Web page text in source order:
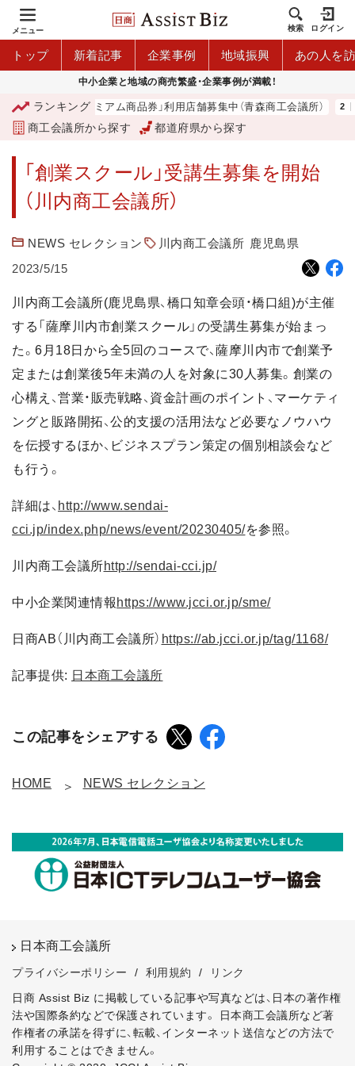
メニュー 検索 ログイン
トップ 新着記事 企業事例 地域振興 あの人を
中小企業と地域の商売繁盛・企業事例が満載！
ランキング
「青森市プレミアム商品券」利用店舗募集中（青森商工会議所）
商工会議所から探す 都道府県から探す
「創業スクール」受講生募集を開始
（川内商工会議所）
NEWS セレクション 川内商工会議所 鹿児島県
2023/5/15
川内商工会議所(鹿児島県、橋口知章会頭・橋口組)が主催
する「薩摩川内市創業スクール」の受講生募集が始まっ
た。6月18日から全5回のコースで、薩摩川内市で創業予
定または創業後5年未満の人を対象に30人募集。創業の
心構え、営業・販売戦略、資金計画のポイント、マーケティ
ングと販路開拓、公的支援の活用法など必要なノウハウ
を伝授するほか、ビジネスプラン策定の個別相談会など
も行う。
詳細は、 http://www.sendai-
cci.jp/index.php/news/event/20230405/を参照。
川内商工会議所http://sendai-cci.jp/
中小企業関連情報 https://www.jcci.or.jp/sme/
日商AB（川内商工会議所） https://ab.jcci.or.jp/tag/1168/
記事提供: 日本商工会議所
この記事をシェアする
HOME NEWS セレクション
日本商工会議所
プライバシーポリシー / 利用規約 /
リンク
日商 Assist Biz に掲載している記事や写真などは、日本の著作権
法や国際条約などで保護されています。
日本商工会議所など著
作権者の承諾を得ずに、転載、インターネット送信などの方法で
利用することはできません。